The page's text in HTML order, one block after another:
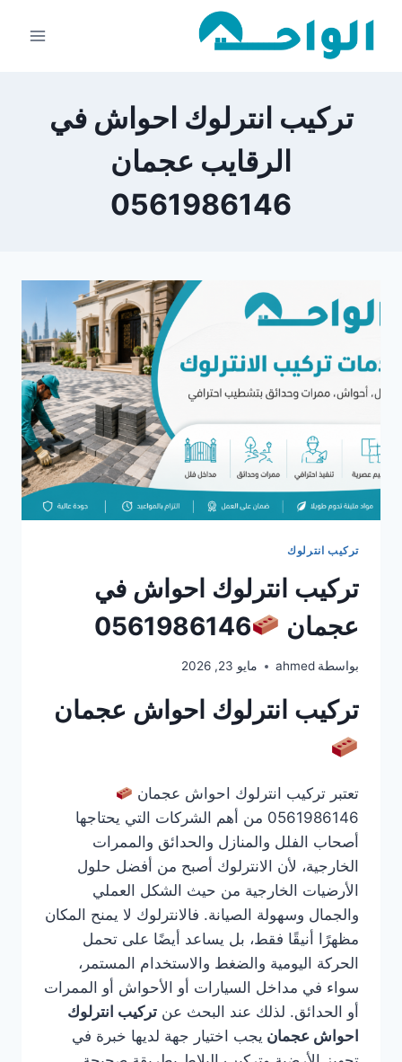
تركيب انترلوك احواش في
الرقايب عجمان
0561986146
تركيب انترلوك
تركيب انترلوك احواش في
عجمان
0561986146
بواسطة ahmed مايو 23, 2026
تركيب انترلوك احواش عجمان
تعتبر تركيب انترلوك احواش عجمان
0561986146 من أهم الشركات التي يحتاجها
أصحاب الفلل والمنازل والحدائق والممرات
الخارجية، لأن الانترلوك أصبح من أفضل حلول
الأرضيات الخارجية من حيث الشكل العملي
والجمال وسهولة الصيانة. فالانترلوك لا يمنح المكان
مظهرًا أنيقًا فقط، بل يساعد أيضًا على تحمل
الحركة اليومية والضغط والاستخدام المستمر،
سواء في مداخل السيارات أو الأحواش أو الممرات
أو الحدائق. لذلك عند البحث عن تركيب انترلوك
احواش عجمان يجب اختيار جهة لديها خبرة في